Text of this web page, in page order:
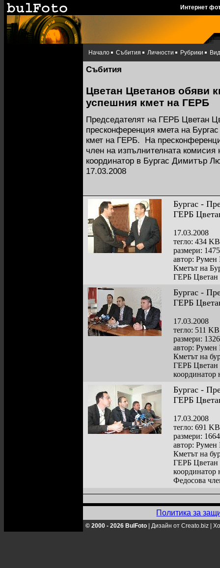
Интернет
Начало Събития Личности Рубрики
Събития
Цветан Цветанов обяви
успешния кмет на ГЕРБ
Председателят на ГЕРБ Цветан
пресконференция кмета на
кмет на ГЕРБ. На
член на изпълнителната
координатор в Бургас Димитър
17.03.2008
Бургас -
ГЕРБ
17.03.2008
тегло: 434 KB
размери:
автор: Румен
Кметът на
ГЕРБ Цветан
Бургас -
ГЕРБ
17.03.2008
тегло: 511 KB
размери:
автор: Румен
Кметът на
ГЕРБ Цветан
Бургас -
ГЕРБ
17.03.2008
тегло: 691 KB
размери:
автор: Румен
Кметът на
ГЕРБ Цветан
Федосова
Политика за
© 2000 - 2026 BulFoto Дизайн от Creato.biz